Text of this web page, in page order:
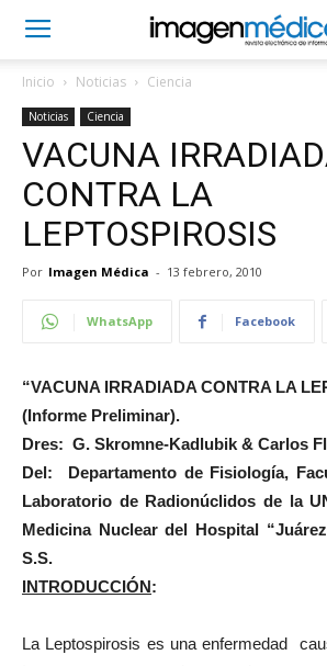
Inicio Noticias Ciencia
Noticias Ciencia
VACUNA
CONTRA LA
LEPTOSPIROSIS
Por Imagen Médica - 13 febrero, 2010
WhatsApp Facebook
“VACUNA IRRADIADA CONTRA LA
(Informe Preliminar).
Dres: G. Skromne-Kadlubik & Carlos
Del: Departamento de Fisiología,
Laboratorio de Radionúclidos de la
Medicina Nuclear del Hospital
S.S.
INTRODUCCIÓN:
La Leptospirosis es una enfermedad